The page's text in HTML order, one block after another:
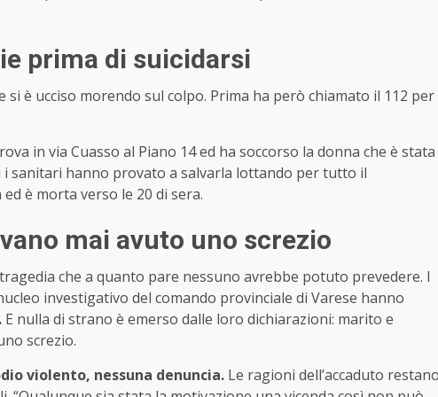
prima di suicidarsi
si è ucciso morendo sul colpo. Prima ha però chiamato il 112 per
in via Cuasso al Piano 14 ed ha soccorso la donna che è stata
i sanitari hanno provato a salvarla lottando per tutto il
è morta verso le 20 di sera.
mai avuto uno screzio
che a quanto pare nessuno avrebbe potuto prevedere. I
investigativo del comando provinciale di Varese hanno
E nulla di strano è emerso dalle loro dichiarazioni: marito e
screzio.
violento, nessuna denuncia. Le ragioni dell’accaduto